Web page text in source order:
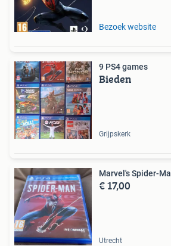
Bezoek website
9 PS4 games
Bieden
Grijpskerk
€ 17,00
Utrecht